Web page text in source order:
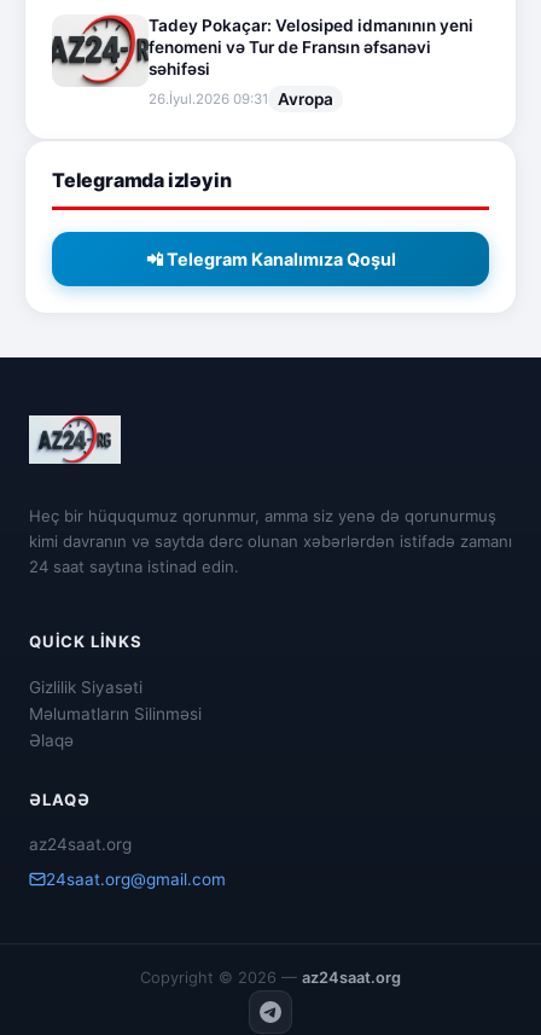
Tadey Pokaçar: Velosiped idmanının yeni
fenomeni və Tur de Fransın əfsanəvi
səhifəsi
26.İyul.2026 09:31 Avropa
Telegramda izləyin
📲 Telegram Kanalımıza Qoşul
Heç bir hüququmuz qorunmur, amma siz yenə də qorunurmuş
kimi davranın və saytda dərc olunan xəbərlərdən istifadə zamanı
24 saat saytına istinad edin.
QUICK LINKS
Gizlilik Siyasəti
Məlumatların Silinməsi
Əlaqə
ƏLAQƏ
az24saat.org
24saat.org@gmail.com
Copyright © 2026 — az24saat.org